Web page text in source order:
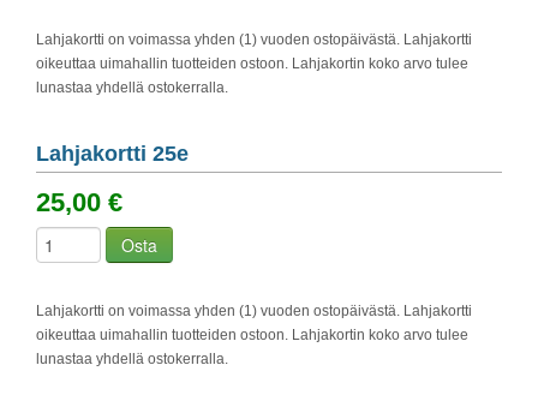
Lahjakortti on voimassa yhden (1) vuoden ostopäivästä. Lahjakortti
oikeuttaa uimahallin tuotteiden ostoon. Lahjakortin koko arvo tulee
lunastaa yhdellä ostokerralla.
Lahjakortti 25e
Lahjakortti on voimassa yhden (1) vuoden ostopäivästä. Lahjakortti
oikeuttaa uimahallin tuotteiden ostoon. Lahjakortin koko arvo tulee
lunastaa yhdellä ostokerralla.
25,00 €
Osta